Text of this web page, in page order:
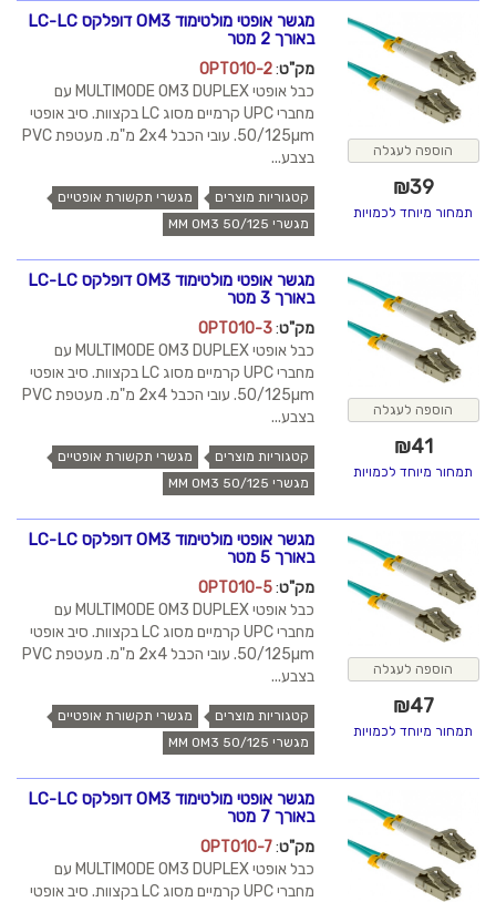
הוספה לעגלה
₪39
תמחור מיוחד לכמויות
מגשר אופטי מולטימוד OM3 דופלקס LC-LC
באורך 2 מטר
מק"ט:
OPT010-2
כבל אופטי MULTIMODE OM3 DUPLEX עם
מחברי UPC קרמיים מסוג LC בקצוות. סיב אופטי
50/125µm. עובי הכבל 2x4 מ"מ. מעטפת PVC
בצבע...
קטגוריות מוצרים
מגשרי תקשורת אופטיים
מגשרי MM OM3 50/125
הוספה לעגלה
₪41
תמחור מיוחד לכמויות
מגשר אופטי מולטימוד OM3 דופלקס LC-LC
באורך 3 מטר
מק"ט:
OPT010-3
כבל אופטי MULTIMODE OM3 DUPLEX עם
מחברי UPC קרמיים מסוג LC בקצוות. סיב אופטי
50/125µm. עובי הכבל 2x4 מ"מ. מעטפת PVC
בצבע...
קטגוריות מוצרים
מגשרי תקשורת אופטיים
מגשרי MM OM3 50/125
הוספה לעגלה
₪47
תמחור מיוחד לכמויות
מגשר אופטי מולטימוד OM3 דופלקס LC-LC
באורך 5 מטר
מק"ט:
OPT010-5
כבל אופטי MULTIMODE OM3 DUPLEX עם
מחברי UPC קרמיים מסוג LC בקצוות. סיב אופטי
50/125µm. עובי הכבל 2x4 מ"מ. מעטפת PVC
בצבע...
קטגוריות מוצרים
מגשרי תקשורת אופטיים
מגשרי MM OM3 50/125
מגשר אופטי מולטימוד OM3 דופלקס LC-LC
באורך 7 מטר
מק"ט:
OPT010-7
כבל אופטי MULTIMODE OM3 DUPLEX עם
מחברי UPC קרמיים מסוג LC בקצוות. סיב אופטי